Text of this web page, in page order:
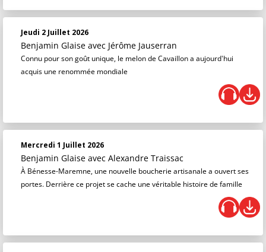
Jeudi 2 Juillet 2026
Benjamin Glaise avec Jérôme Jauserran
Connu pour son goût unique, le melon de Cavaillon a aujourd'hui
acquis une renommée mondiale
Mercredi 1 Juillet 2026
Benjamin Glaise avec Alexandre Traissac
À Bénesse-Maremne, une nouvelle boucherie artisanale a ouvert ses
portes. Derrière ce projet se cache une véritable histoire de famille